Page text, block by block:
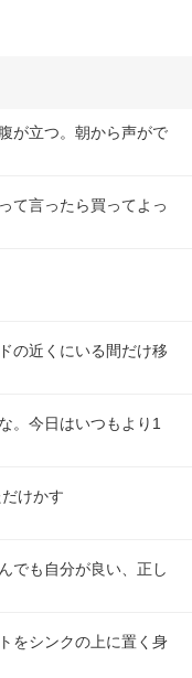
が立つ。朝から声がで
て言ったら買ってよっ
の近くにいる間だけ移
。今日はいつもより1
けかす
でも自分が良い、正し
をシンクの上に置く身